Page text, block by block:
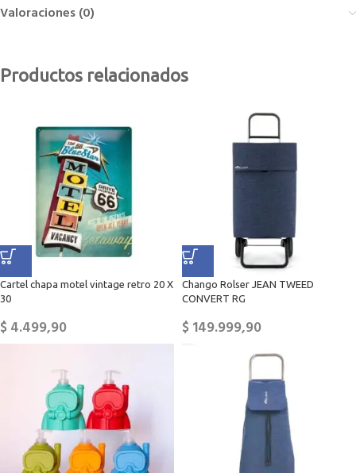
Valoraciones (0)
Productos relacionados
Cartel chapa motel vintage retro 20 X
30
$4.499,90
Chango Rolser JEAN TWEED
CONVERT RG
$149.999,90